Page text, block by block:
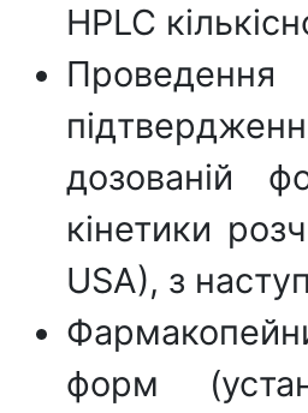
HPLC
дозованій
кінетики
USA), з
форм